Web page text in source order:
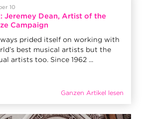
10
Jeremey Dean, Artist of the
Campaign
prided itself on working with
best musical artists but the
artists too. Since 1962 ...
Ganzen Artikel lesen